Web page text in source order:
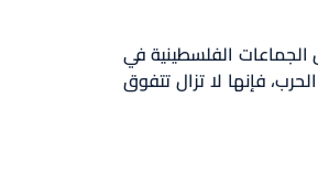
الفلسطينية في
فإنها لا تزال تتفوق